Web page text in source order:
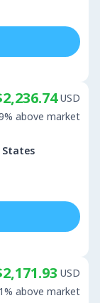
USD
above market
USD
above market